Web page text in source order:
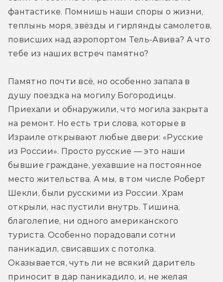
фантастике. Помнишь наши споры о жизни,
теплынь моря, звёзды и гирлянды самолетов,
повисших над аэропортом Тель-Авива? А что
тебе из наших встреч памятно?
Памятно почти всё, но особенно запала в
душу поездка на могилу Богородицы.
Приехали и обнаружили, что могила закрыта
на ремонт. Но есть три слова, которые в
Израиле открывают любые двери: «Русские
из России». Просто русские — это наши
бывшие граждане, уехавшие на постоянное
место жительства. А мы, в том числе Роберт
Шекли, были русскими из России. Храм
открыли, нас пустили внутрь. Тишина,
благолепие, ни одного американского
туриста. Особенно порадовали сотни
паникадил, свисавших с потолка.
Оказывается, чуть ли не всякий даритель
приносит в дар паникадило, и, не желая